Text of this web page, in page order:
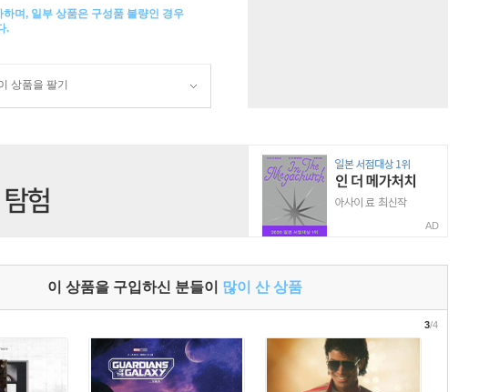
며, 일부 상품은 구성품 불량인 경우
.
상품을 팔기
AD
이 상품을 구입하신 분들이 많이 산 상품
3/4